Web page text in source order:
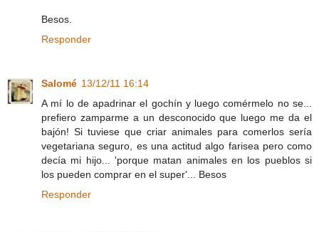
Besos.
Responder
Salomé 13/12/11 16:14
A mí lo de apadrinar el gochín y luego comérmelo no se...
prefiero zamparme a un desconocido que luego me da el
bajón! Si tuviese que criar animales para comerlos sería
vegetariana seguro, es una actitud algo farisea pero como
decía mi hijo... 'porque matan animales en los pueblos si
los pueden comprar en el super'... Besos
Responder